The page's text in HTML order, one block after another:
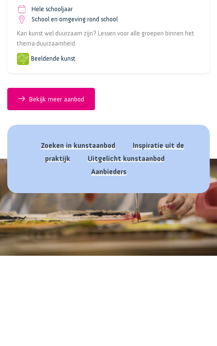
Hele schooljaar
School en omgeving rond school
Kan kunst wel duurzaam zijn? Lessen voor alle groepen binnen het
thema duurzaamheid.
Beeldende kunst
Bekijk meer aanbod
Zoeken in kunstaanbod
Inspiratie uit de
praktijk
Uitgelicht kunstaanbod
Aanbieders